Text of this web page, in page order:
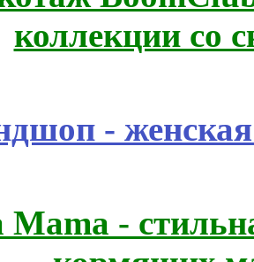
коллекции со
-
Mama -